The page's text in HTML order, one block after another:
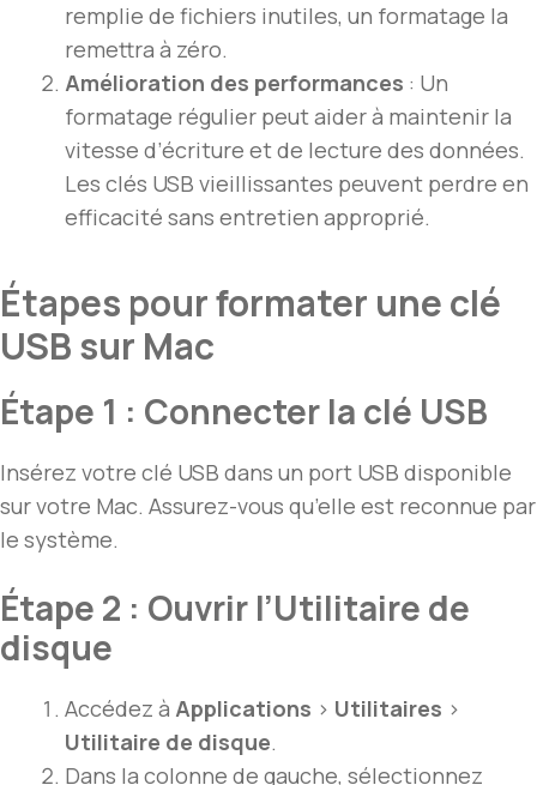
remplie de fichiers inutiles, un formatage la
remettra à zéro.
Amélioration des performances : Un
formatage régulier peut aider à maintenir la
vitesse d’écriture et de lecture des données.
Les clés USB vieillissantes peuvent perdre en
efficacité sans entretien approprié.
Étapes pour formater une clé
USB sur Mac
Étape 1 : Connecter la clé USB
Insérez votre clé USB dans un port USB disponible
sur votre Mac. Assurez-vous qu’elle est reconnue par
le système.
Étape 2 : Ouvrir l’Utilitaire de
disque
Accédez à Applications > Utilitaires >
Utilitaire de disque.
Dans la colonne de gauche, sélectionnez